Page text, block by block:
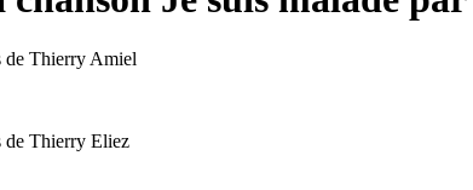
de Thierry Amiel
de Thierry Eliez